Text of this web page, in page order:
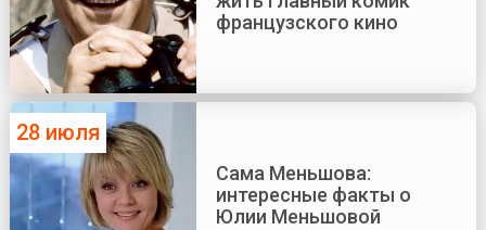
французского кино
28 июля
Сама Меньшова:
интересные факты о
Юлии Меньшовой